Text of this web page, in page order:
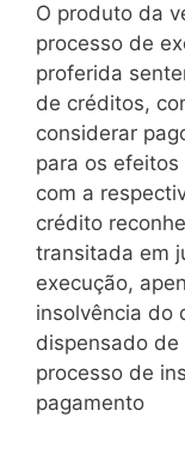
O produto da
processo de
proferida
de créditos,
considerar
para os efeitos
com a
crédito
transitada em
execução,
insolvência do
dispensado
processo de
pagamento